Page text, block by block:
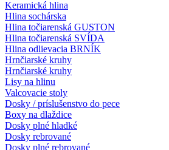
Keramická hlina
Hlina sochárska
Hlina točiarenská GUSTON
Hlina točiarenská SVÍDA
Hlina odlievacia BRNÍK
Hrnčiarské kruhy
Hrnčiarské kruhy
Lisy na hlinu
Valcovacie stoly
Dosky / príslušenstvo do pece
Boxy na dlaždice
Dosky plné hladké
Dosky rebrované
Dosky plné rebrované